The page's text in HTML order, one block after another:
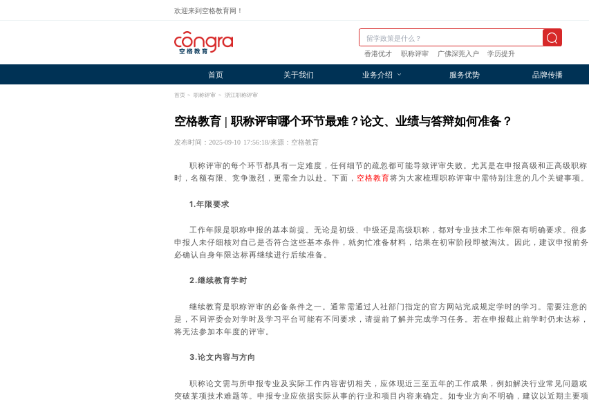
欢迎来到空格教育网！
香港优才 职称评审 广佛深莞入户 学历提升
首页 关于我们 业务介绍 服务优势 品牌传播
首页 > 职称评审 > 浙江职称评审
空格教育 | 职称评审哪个环节最难？论文、业绩与答辩如何准备？
发布时间：2025-09-10 17:56:18/来源：空格教育
职称评审的每个环节都具有一定难度，任何细节的疏忽都可能导致评审失败。尤其是在申报高级和正高级职称
时，名额有限、竞争激烈，更需全力以赴。下面， 空格教育将为大家梳理职称评审中需特别注意的几个关键事项。
1.年限要求
工作年限是职称申报的基本前提。无论是初级、中级还是高级职称，都对专业技术工作年限有明确要求。很多
申报人未仔细核对自己是否符合这些基本条件，就匆忙准备材料，结果在初审阶段即被淘汰。因此，建议申报前务
必确认自身年限达标再继续进行后续准备。
2.继续教育学时
继续教育是职称评审的必备条件之一。通常需通过人社部门指定的官方网站完成规定学时的学习。需要注意的
是，不同评委会对学时及学习平台可能有不同要求，请提前了解并完成学习任务。若在申报截止前学时仍未达标，
将无法参加本年度的评审。
3.论文内容与方向
职称论文需与所申报专业及实际工作内容密切相关，应体现近三至五年的工作成果，例如解决行业常见问题或
突破某项技术难题等。申报专业应依据实际从事的行业和项目内容来确定。如专业方向不明确，建议以近期主要项